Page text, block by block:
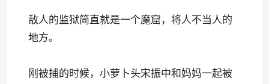
敌人的监狱简直就是一个魔窟，将人不当人的
地方。
刚被捕的时候，小萝卜头宋振中和妈妈一起被